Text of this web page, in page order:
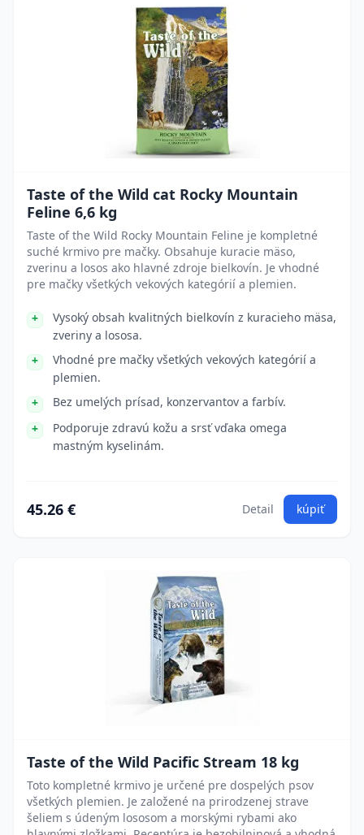
Taste of the Wild cat Rocky Mountain
Feline 6,6 kg
Taste of the Wild Rocky Mountain Feline je kompletné
suché krmivo pre mačky. Obsahuje kuracie mäso,
zverinu a losos ako hlavné zdroje bielkovín. Je vhodné
pre mačky všetkých vekových kategórií a plemien.
Vysoký obsah kvalitných bielkovín z kuracieho mäsa,
zveriny a lososa.
Vhodné pre mačky všetkých vekových kategórií a
plemien.
Bez umelých prísad, konzervantov a farbív.
Podporuje zdravú kožu a srsť vďaka omega
mastným kyselinám.
45.26 € Detail kúpiť
Taste of the Wild Pacific Stream 18 kg
Toto kompletné krmivo je určené pre dospelých psov
všetkých plemien. Je založené na prirodzenej strave
šeliem s údeným lososom a morskými rybami ako